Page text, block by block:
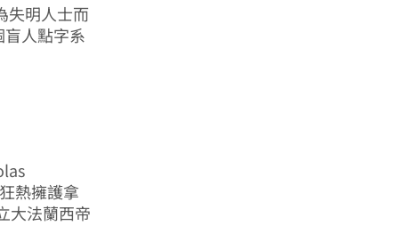
失明人士而
人點字系
熱擁護拿
大法蘭西帝